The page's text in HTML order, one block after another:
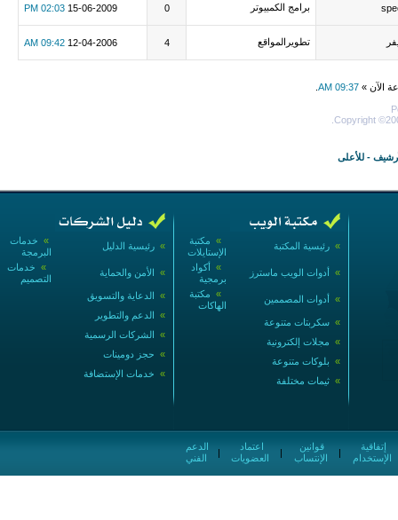
برامج الكمبيوتر 0
15-06-2009
02:03 PM
تطويرالمواقع 4
12-04-2006
09:42 AM
الآن » 09:37 AM
Copyright
- للأعلى
» خدمات
البرمجة
» رئيسية الدليل
» خدمات
التصميم
» الأمن والحماية
» الدعاية والتسويق
» الدعم والتطوير
» الشركات الرسمية
» حجز دومينات
» خدمات الإستضافة
» مكتبة
الإستايلات
» رئيسية المكتبة
» أكواد
برمجية
» أدوات الويب ماسترز
» مكتبة
الهاكات
» أدوات المصممين
» سكربتات متنوعة
» مجلات إلكترونية
» بلوكات متنوعة
» ثيمات مختلفة
الفني
|
العضويات
|
الإنتساب
|
الإستخدام